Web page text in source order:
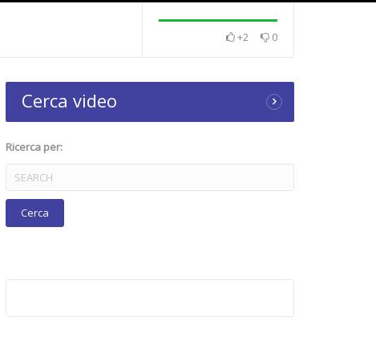
+2 0
Cerca video
Ricerca per: